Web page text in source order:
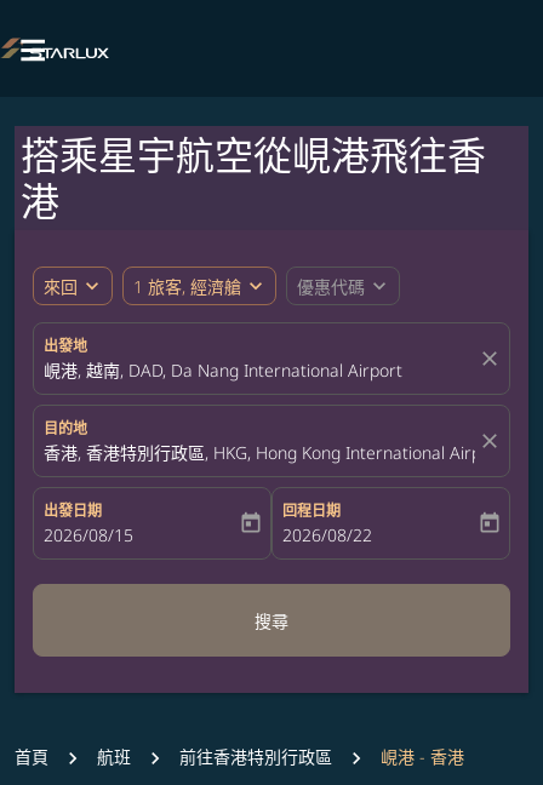

搭乘星宇航空從峴港飛往香
港
來回 expand_more 1 旅客, 經濟艙 expand_more 優惠代碼 expand_more
出發地
峴港, 越南, DAD, Da Nang International Airport close
目的地
香港, 香港特別行政區, HKG, Hong Kong International Airport
close
出發日期
fc-booking-departure-date-aria-label
2026/08/15 today
回程日期
fc-booking-return-date-aria-label
2026/08/22 today
搜尋
首頁 航班 前往香港特別行政區 峴港 - 香港